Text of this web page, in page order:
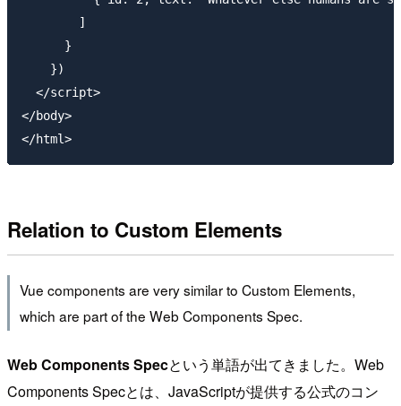
        ]
      }
    })
  </script>
</body>
Relation to Custom Elements
Vue components are very similar to Custom Elements,
which are part of the Web Components Spec.
Web Components Specという単語が出てきました。Web
Components Specとは、JavaScriptが提供する公式のコン